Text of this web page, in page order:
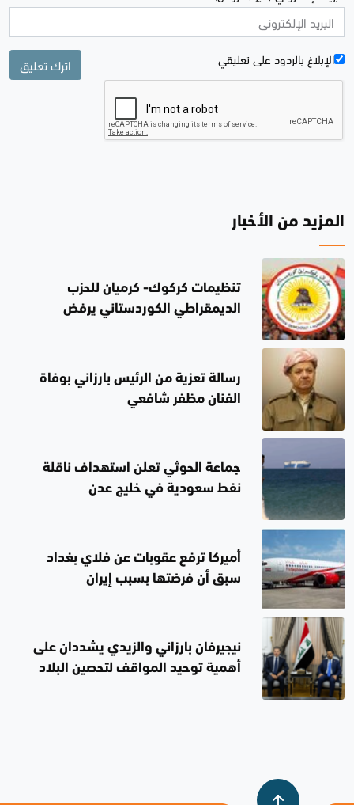
الإبلاغ بالردود علی تعليقي اترك تعليق
المزيد من الأخبار
تنظيمات كركوك- كرميان للحزب
الديمقراطي الكوردستاني يرفض
رسالة تعزية من الرئيس بارزاني بوفاة
الفنان مظفر شافعي
جماعة الحوثي تعلن استهداف ناقلة
نفط سعودية في خليج عدن
أميركا ترفع عقوبات عن فلاي بغداد
سبق أن فرضتها بسبب إيران
نيجيرفان بارزاني والزيدي يشددان على
أهمية توحيد المواقف لتحصين البلاد